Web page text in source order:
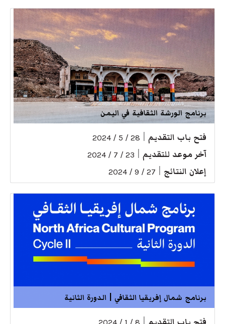
برنامج الورشة الثقافية في اليمن
فتح باب التقديم 28 / 5 / 2024
آخر موعد للتقديم 23 / 7 / 2024
إعلان النتائج 27 / 9 / 2024
برنامج شمال إفريقيا الثقافي | الدورة الثانية
فتح باب التقديم